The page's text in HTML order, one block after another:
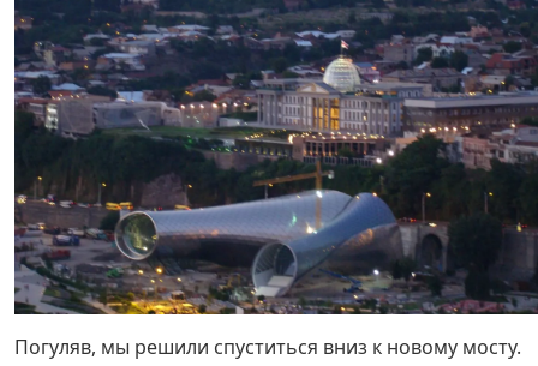
Погуляв, мы решили спуститься вниз к новому мосту.